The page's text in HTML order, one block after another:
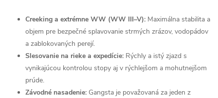
Creeking a extrémne WW (WW III–V): Maximálna stabilita a
objem pre bezpečné splavovanie strmých zrázov, vodopádov
a zablokovaných perejí.
Slesovanie na rieke a expedície: Rýchly a istý zjazd s
vynikajúcou kontrolou stopy aj v rýchlejšom a mohutnejšom
prúde.
Závodné nasadenie: Gangsta je považovaná za jeden z